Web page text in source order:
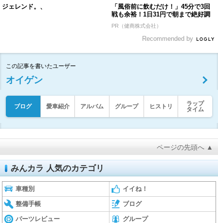
ジェレンド。、
「風俗前に飲むだけ！」45分で3回
戦も余裕！1日31円で朝まで絶好調
PR（健商株式会社）
Recommended by
この記事を書いたユーザー
オイゲン
ブログ 愛車紹介 アルバム グループ ヒストリ
ラップ
タイム
ページの先頭へ ▲
みんカラ 人気のカテゴリ
車種別 イイね！
整備手帳 ブログ
パーツレビュー グループ